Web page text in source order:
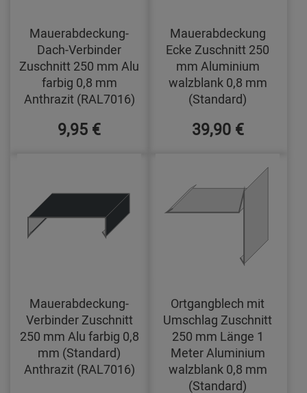
Mauerabdeckung-
Dach-Verbinder
Zuschnitt 250 mm Alu
farbig 0,8 mm
Anthrazit (RAL7016)
9,95 €
Mauerabdeckung
Ecke Zuschnitt 250
mm Aluminium
walzblank 0,8 mm
(Standard)
39,90 €
Mauerabdeckung-
Verbinder Zuschnitt
250 mm Alu farbig 0,8
mm (Standard)
Anthrazit (RAL7016)
Ortgangblech mit
Umschlag Zuschnitt
250 mm Länge 1
Meter Aluminium
walzblank 0,8 mm
(Standard)